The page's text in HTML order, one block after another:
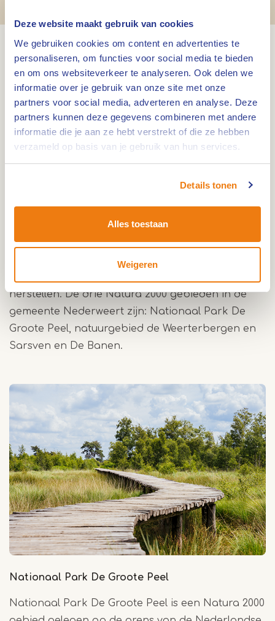
Deze website maakt gebruik van cookies
We gebruiken cookies om content en advertenties te
personaliseren, om functies voor social media te bieden
en om ons websiteverkeer te analyseren. Ook delen we
informatie over je gebruik van onze site met onze
partners voor social media, adverteren en analyse. Deze
partners kunnen deze gegevens combineren met andere
informatie die je aan ze hebt verstrekt of die ze hebben
verzameld op basis van je gebruik van hun services.
Details tonen
Alles toestaan
Weigeren
Unieke natuurgebieden
De gemeente Nederweert is een groene
gemeente met unieke natuurgebieden. Drie van
deze natuurgebieden hebben de status van
Natura 2000 gebied. Een Natura 2000 gebied is
leefgebieden worden beschermd. Deze
natuurgebieden in Nederweert kenmerken zich
door een unieke biodiversiteit en hier worden
specifieke regels en beheersmaatregelen
toegepast om ervoor te zorgen dat deze
herstellen. De drie Natura 2000 gebieden in de
gemeente Nederweert zijn: Nationaal Park De
Groote Peel, natuurgebied de Weerterbergen en
Sarsven en De Banen.
Nationaal Park De Groote Peel
Nationaal Park De Groote Peel is een Natura 2000